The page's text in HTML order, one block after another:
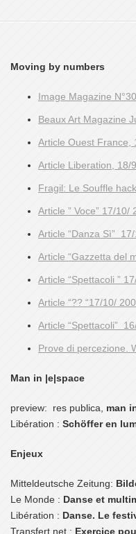
Moving by numbers
Image Magazine
Beaux Art Magazine
Article Ouest France,
Article Liberation, 18/
Fragil: Le Souffle
Article ” Voce” 17/10/
Article “Danza Sì”
Article “Gazzetta del
Article “Spettacoli ”
Article “?? “17/10/
Article “Spettacoli”
Prove di percezione.
Man in |e|space
preview: res publica, man
Libération : Schöffer en
Enjeux
Mitteldeutsche Zeitung:
Le Monde : Danse et
Libération : Danse. Le
Transfert.net : Exercice